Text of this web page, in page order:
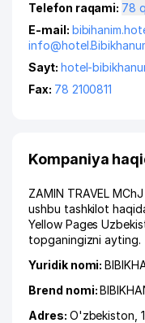
Telefon raqami:
E-mail:
Sayt: hotel-
Fax: 78 2100811
Kompaniya
ZAMIN TRAVEL
ushbu tashkilot
Yellow Pages
topganingizni ayting.
Yuridik nomi:
Brend nomi:
Adres: O'zbekiston,